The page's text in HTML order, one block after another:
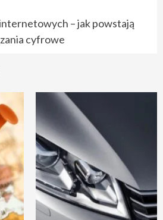
– jak powstają
cyfrowe